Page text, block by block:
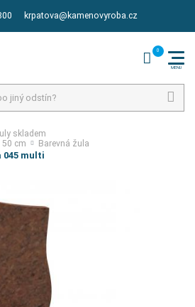
krpatova@kamenovyroba.cz
skladem
50 cm
Barevná žula
045 multi